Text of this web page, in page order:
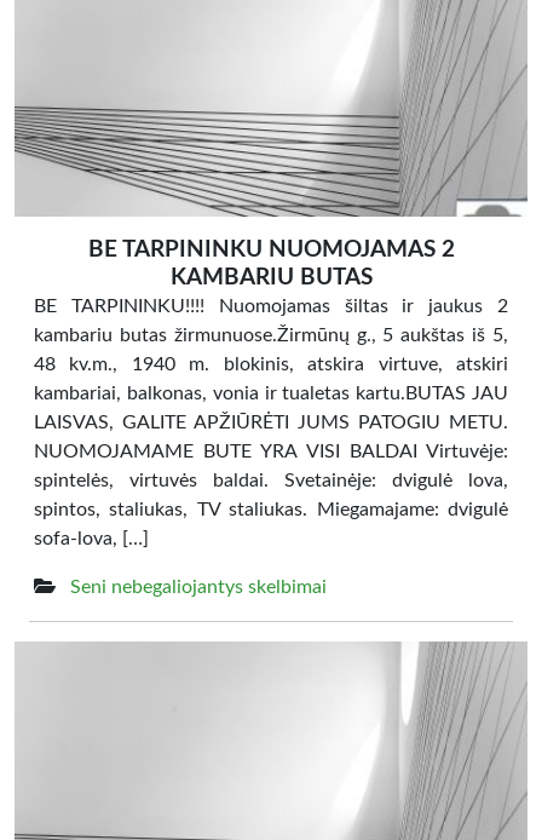
BE TARPININKU NUOMOJAMAS 2
KAMBARIU BUTAS
BE TARPININKU!!!! Nuomojamas šiltas ir jaukus 2
kambariu butas žirmunuose.Žirmūnų g., 5 aukštas iš 5,
48 kv.m., 1940 m. blokinis, atskira virtuve, atskiri
kambariai, balkonas, vonia ir tualetas kartu.BUTAS JAU
LAISVAS, GALITE APŽIŪRĖTI JUMS PATOGIU METU.
NUOMOJAMAME BUTE YRA VISI BALDAI Virtuvėje:
spintelės, virtuvės baldai. Svetainėje: dvigulė lova,
spintos, staliukas, TV staliukas. Miegamajame: dvigulė
sofa-lova, […]
Seni nebegaliojantys skelbimai